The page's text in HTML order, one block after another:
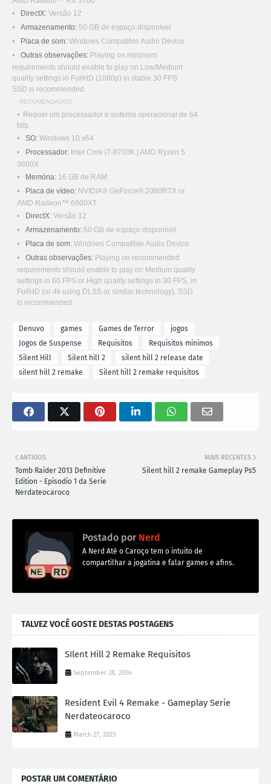
DirectX: Versão 12
Armazenamento: 50 GB de espaço disponível
Placa de som: Windows Compatible Audio Device.
Outras observações: Playing on minimum
requirements should enable to play on Low/Medium
quality settings in FullHD (1080p) in stable 30 FPS.
SSD is recommended.
RECOMENDADOS:
Requer um processador e sistema operacional de 64
bits
SO: Windows 10 x64
Processador: Intel Core i7-8700K | AMD Ryzen 5
3600X
Memória: 16 GB de RAM
Placa de vídeo: NVIDIA® GeForce® 2080RTX or
AMD Radeon™ 6800XT
DirectX: Versão 12
Armazenamento: 50 GB de espaço disponível
Placa de som: Windows Compatible Audio Device.
Outras observações: Playing on recommended
requirements should enable to play on Medium quality
settings in 60 FPS or High quality settings in 30 FPS, in
FullHD (or 4k using DLSS or similar technology). SSD
is recommended.
Denuvo games Games de Terror
jogos
Jogos de Suspense
Requisitos
Requisitos minimos
Silent Hill
Silent hill 2
silent hill 2 release date
silent hill 2 remake
Silent hill 2 remake requisitos
MAIS RECENTES
Silent hill 2 remake Gameplay Ps5
ANTIGOS
Tomb Raider 2013 Definitive
Edition - Episodio 1 da Serie
Nerdateocaroco
Postado por Nerd
A Nerd Até o Caroço tem o intuito de
compartilhar a jogatina e falar games e afins.
TALVEZ VOCÊ GOSTE DESTAS POSTAGENS
SIlent Hill 2 Remake Requisitos
September 28, 2024
Resident Evil 4 Remake - Gameplay Serie
Nerdateocaroco
March 27, 2023
POSTAR UM COMENTÁRIO